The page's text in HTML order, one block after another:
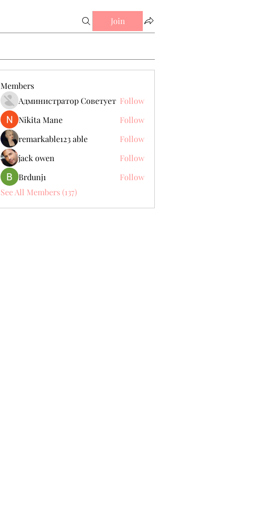
Join
Members
Администратор Советует Follow
Nikita Mane
Follow
remarkable123 able
Follow
jack owen
Follow
Brdunj1
Follow
See All Members (137)